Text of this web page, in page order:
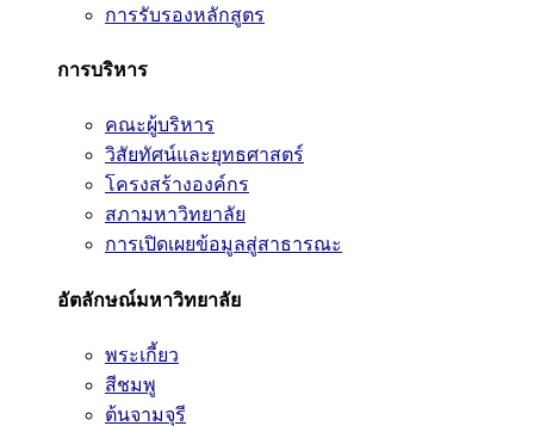
การรับรองหลักสูตร
การบริหาร
คณะผู้บริหาร
วิสัยทัศน์และยุทธศาสตร์
โครงสร้างองค์กร
สภามหาวิทยาลัย
การเปิดเผยข้อมูลสู่สาธารณะ
อัตลักษณ์มหาวิทยาลัย
พระเกี้ยว
สีชมพู
ต้นจามจุรี